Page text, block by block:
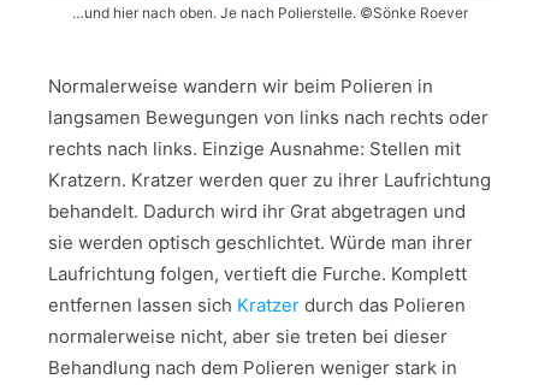
…und hier nach oben. Je nach Polierstelle. ©Sönke Roever
Normalerweise wandern wir beim Polieren in
langsamen Bewegungen von links nach rechts oder
rechts nach links. Einzige Ausnahme: Stellen mit
Kratzern. Kratzer werden quer zu ihrer Laufrichtung
behandelt. Dadurch wird ihr Grat abgetragen und
sie werden optisch geschlichtet. Würde man ihrer
Laufrichtung folgen, vertieft die Furche. Komplett
entfernen lassen sich Kratzer durch das Polieren
normalerweise nicht, aber sie treten bei dieser
Behandlung nach dem Polieren weniger stark in